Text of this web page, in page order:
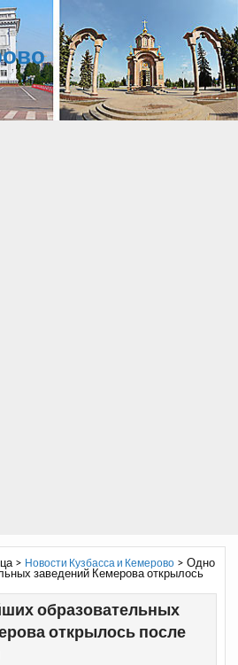
> Новости Кузбасса и Кемерово> Одно
заведений Кемерова открылось
образовательных
открылось после